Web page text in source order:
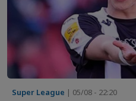
Super League | 05/08 - 22:20